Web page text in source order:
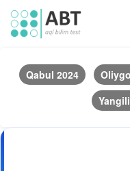
Qabul 2024